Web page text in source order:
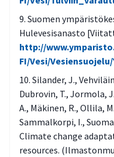
Suomen
Hulevesisanasto
http://
FI/Vesi/
Silander, J.,
Dubrovin, T., Jormola,
A., Mäkinen, R., Ollila,
Sammalkorpi, I.,
Climate change
resources.